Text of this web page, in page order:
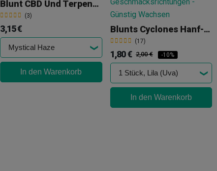
Blunt CBD Und Terpene G-Rollz
(3)
3,15 €
In den Warenkorb
Blunts Cyclones Hanf-Kegel
(17)
1,80 € 2,00 € -10%
In den Warenkorb